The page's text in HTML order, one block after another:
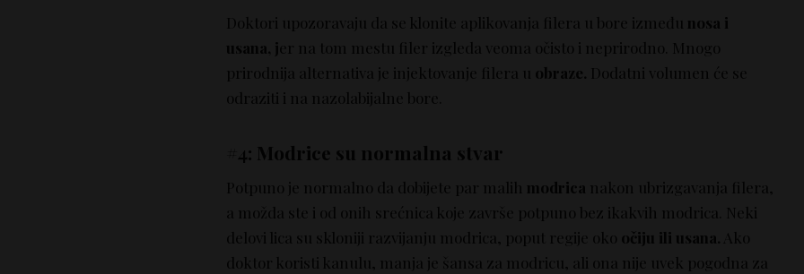
Doktori upozoravaju da se klonite aplikovanja filera u bore između nosa i
usana, jer na tom mestu filer izgleda veoma očisto i neprirodno. Mnogo
prirodnija alternativa je injektovanje filera u obraze. Dodatni volumen će se
odraziti i na nazolabijalne bore.
#4: Modrice su normalna stvar
Potpuno je normalno da dobijete par malih modrica nakon ubrizgavanja filera,
a možda ste i od onih srećnica koje završe potpuno bez ikakvih modrica. Neki
delovi lica su skloniji razvijanju modrica, poput regije oko očiju ili usana. Ako
doktor koristi kanulu, manja je šansa za modricu, ali ona nije uvek pogodna za